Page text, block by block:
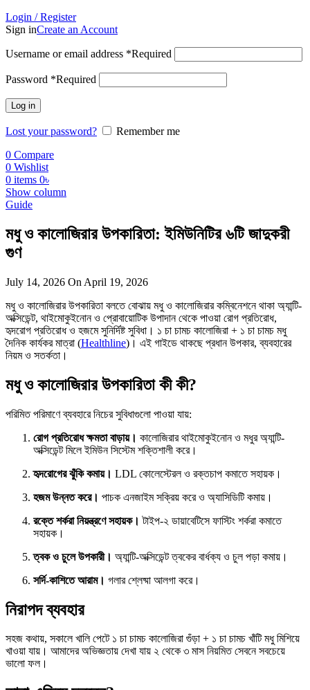
Login / Register
Sign inCreate an Account
Username or email address *Required
Password *Required
Log in
Lost your password?
Remember me
0 Compare
0 Wishlist
0 items 0৳
Show column
Guide
মধু ও কালোজিরার উপকারিতা: ইমিউনিটির ৬টি জাদুকরী
গুণ
July 14, 2026 On April 19, 2026
মধু ও কালোজিরার উপকারিতা বলতে বোঝায় মধু ও কালোজিরার কম্বিনেশনে থাকা অ্যান্টি-
অক্সিডেন্ট, থাইমোকুইনোন ও প্রোবায়োটিক উপাদান থেকে পাওয়া রোগ প্রতিরোধ,
হৃদরোগ প্রতিরোধ ও হজমে সুনির্দিষ্ট সুবিধা। ১ চা চামচ কালোজিরা + ১ চা চামচ মধু
দৈনিক কার্যকর মাত্রা (Healthline)। এই গাইডে থাকছে প্রধান উপকার, ব্যবহারের
নিয়ম ও সতর্কতা।
মধু ও কালোজিরার উপকারিতা কী কী?
পরিমিত পরিমাণে ব্যবহারে নিচের সুবিধাগুলো পাওয়া যায়:
রোগ প্রতিরোধ ক্ষমতা বাড়ায়। কালোজিরার থাইমোকুইনোন ও মধুর অ্যান্টি-
অক্সিডেন্ট মিলে ইমিউন সিস্টেম শক্তিশালী করে।
হৃদরোগের ঝুঁকি কমায়। LDL কোলেস্টেরল ও রক্তচাপ কমাতে সহায়ক।
হজম উন্নত করে। পাচক এনজাইম সক্রিয় করে ও অ্যাসিডিটি কমায়।
রক্তে শর্করা নিয়ন্ত্রণে সহায়ক। টাইপ-২ ডায়াবেটিসে ফাস্টিং শর্করা কমাতে
সহায়ক।
ত্বক ও চুলে উপকারী। অ্যান্টি-অক্সিডেন্ট ত্বকের বার্ধক্য ও চুল পড়া কমায়।
সর্দি-কাশিতে আরাম। গলার শ্লেষ্মা আলগা করে।
নিরাপদ ব্যবহার
সহজ কথায়, সকালে খালি পেটে ১ চা চামচ কালোজিরা গুঁড়া + ১ চা চামচ খাঁটি মধু মিশিয়ে
খাওয়া যায়। আমাদের অভিজ্ঞতায় দেখা যায় ২ থেকে ৩ মাস নিয়মিত সেবনে সবচেয়ে
ভালো ফল।